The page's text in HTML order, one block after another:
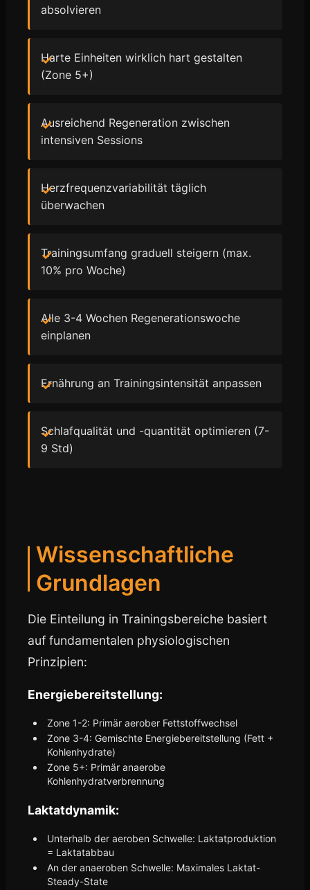
absolvieren
Harte Einheiten wirklich hart gestalten
(Zone 5+)
Ausreichend Regeneration zwischen
intensiven Sessions
Herzfrequenzvariabilität täglich
überwachen
Trainingsumfang graduell steigern (max.
10% pro Woche)
Alle 3-4 Wochen Regenerationswoche
einplanen
Ernährung an Trainingsintensität anpassen
Schlafqualität und -quantität optimieren (7-
9 Std)
Wissenschaftliche
Grundlagen
Die Einteilung in Trainingsbereiche basiert
auf fundamentalen physiologischen
Prinzipien:
Energiebereitstellung:
Zone 1-2: Primär aerober Fettstoffwechsel
Zone 3-4: Gemischte Energiebereitstellung (Fett +
Kohlenhydrate)
Zone 5+: Primär anaerobe
Kohlenhydratverbrennung
Laktatdynamik:
Unterhalb der aeroben Schwelle: Laktatproduktion
= Laktatabbau
An der anaeroben Schwelle: Maximales Laktat-
Steady-State